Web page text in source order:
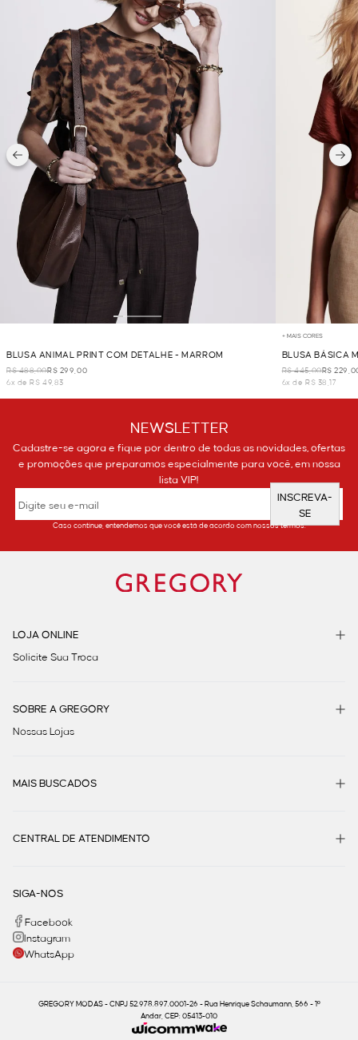
BLUSA ANIMAL PRINT COM DETALHE - MARROM
R$ 488,00R$ 299,00
6x de R$ 49,83
+ MAIS CORES
BLUSA BÁSICA
R$ 445,00R$
6x de R$ 38,17
NEWSLETTER
Cadastre-se agora e fique por dentro de todas as novidades, ofertas
e promoções que preparamos especialmente para você, em nossa
lista VIP!
INSCREVA-
SE
Caso continue, entendemos que você está de acordo com nossos termos.
LOJA ONLINE
Solicite Sua Troca
SOBRE A GREGORY
Nossas Lojas
MAIS BUSCADOS
CENTRAL DE ATENDIMENTO
SIGA-NOS
Facebook
Instagram
WhatsApp
GREGORY MODAS - CNPJ 52.978.897.0001-26 - Rua Henrique Schaumann, 566 - 1º
Andar, CEP: 05413-010